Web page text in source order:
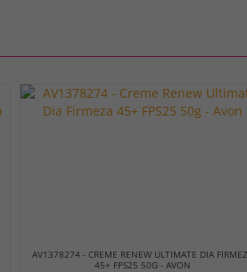
AV1378274 - CREME RENEW ULTIMATE DIA
45+ FPS25 50G - AVON